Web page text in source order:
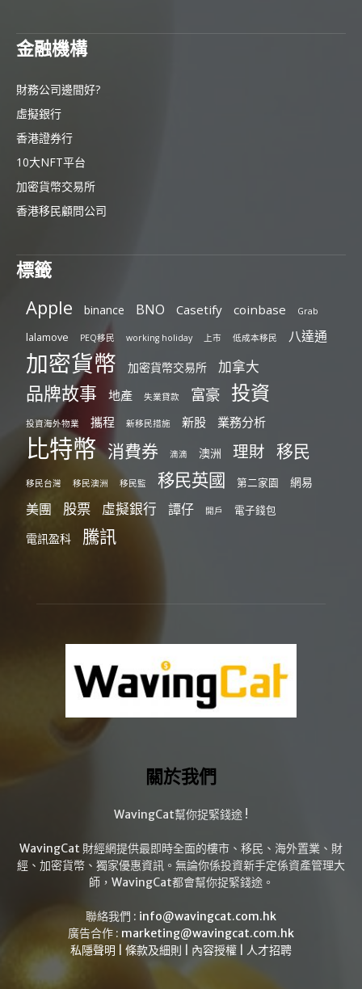
金融機構
財務公司邊間好?
虛擬銀行
香港證券行
10大NFT平台
加密貨幣交易所
香港移民顧問公司
標籤
Apple binance BNO Casetify coinbase Grab
lalamove PEQ移民 working holiday 上市 低成本移民 八達通
加密貨幣 加密貨幣交易所 加拿大
品牌故事 地產 失業貸款 富豪 投資
投資海外物業 攜程 新移民措施 新股 業務分析
比特幣 消費券 滴滴 澳洲 理財 移民
移民台灣 移民澳洲 移民監 移民英國 第二家園 網易
美團 股票 虛擬銀行 譚仔 開戶 電子錢包
電訊盈科 騰訊
關於我們
WavingCat幫你捉緊錢途 !
WavingCat 財經網提供最即時全面的樓市、移民、海外置業、財
經、加密貨幣、獨家優惠資訊。無論你係投資新手定係資產管理大
師，WavingCat都會幫你捉緊錢途。
聯絡我們 : info@wavingcat.com.hk
廣告合作 : marketing@wavingcat.com.hk
私隱聲明
條款及細則 內容授權 人才招聘